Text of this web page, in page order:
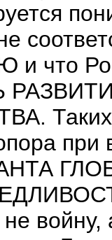
что
Таких